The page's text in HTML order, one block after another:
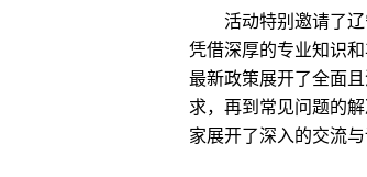
活动特别邀请了辽
凭借深厚的专业知识
最新政策展开了全面
求，再到常见问题的
家展开了深入的交流